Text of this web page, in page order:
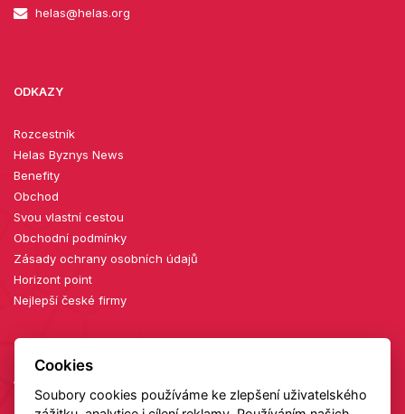
helas@helas.org
ODKAZY
Rozcestník
Helas Byznys News
Benefity
Obchod
Svou vlastní cestou
Obchodní podmínky
Zásady ochrany osobních údajů
Horizont point
Nejlepší české firmy
AKTUÁLNÍ KONFERENCE
Cookies
Soubory cookies používáme ke zlepšení uživatelského